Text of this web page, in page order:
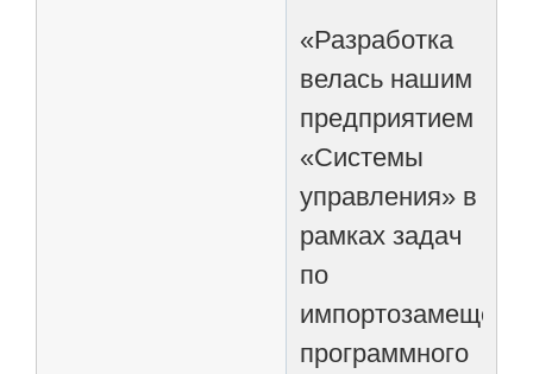
«Разработка
велась нашим
предприятием
«Системы
управления» в
рамках задач
по
программного